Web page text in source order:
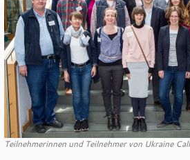
Teilnehmerinnen und Teilnehmer von Ukraine